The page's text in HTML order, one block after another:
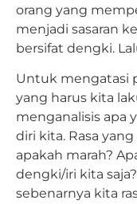
orang yang
menjadi sasaran
bersifat dengki.
Untuk mengatasi
yang harus kita
menganalisis apa
diri kita. Rasa
apakah marah?
dengki/iri kita
sebenarnya kita